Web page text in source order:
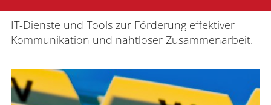
IT-Dienste und Tools zur Förderung effektiver
Kommunikation und nahtloser Zusammenarbeit.